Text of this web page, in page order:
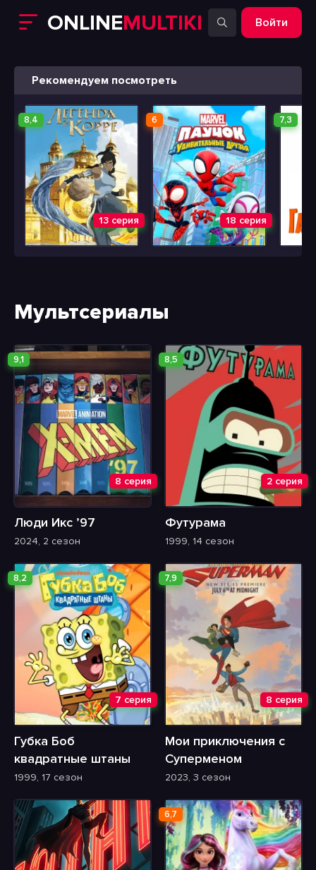
ONLINEMULTIKI Войти
Рекомендуем посмотреть
8,4
13 серия
6
18 серия
7,3
Мультсериалы
9,1
8 серия
Люди Икс ’97
2024, 2 сезон
8,5
2 серия
Футурама
1999, 14 сезон
8,2
7 серия
Губка Боб
квадратные штаны
1999, 17 сезон
7,9
8 серия
Мои приключения с
Суперменом
2023, 3 сезон
6,7